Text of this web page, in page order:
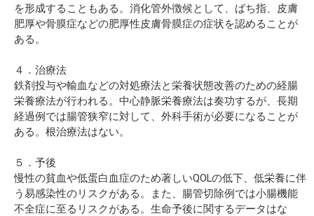
を形成することもある。消化管外徴候として、ばち指、皮膚
肥厚や骨膜症などの肥厚性皮膚骨膜症の症状を認めることが
ある。
４．治療法
鉄剤投与や輸血などの対処療法と栄養状態改善のための経腸
栄養療法が行われる。中心静脈栄養療法は奏功するが、長期
経過例では腸管狭窄に対して、外科手術が必要になることが
ある。根治療法はない。
５．予後
慢性の貧血や低蛋白血症のため著しいQOLの低下、低栄養に伴
う易感染性のリスクがある。また、腸管切除例では小腸機能
不全症に至るリスクがある。生命予後に関するデータはな